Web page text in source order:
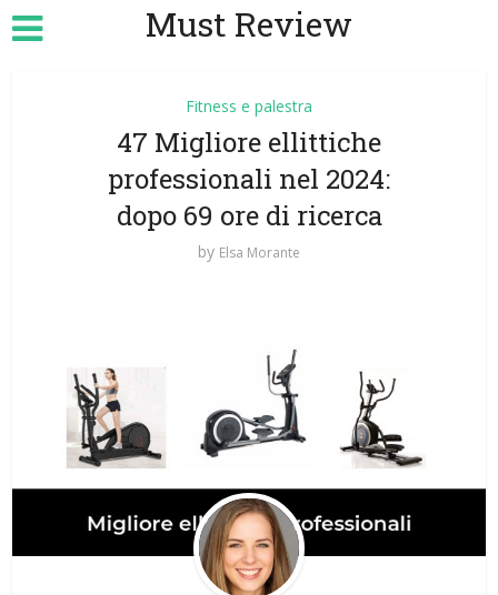
Must Review
Fitness e palestra
47 Migliore ellittiche
professionali nel 2024:
dopo 69 ore di ricerca
by Elsa Morante